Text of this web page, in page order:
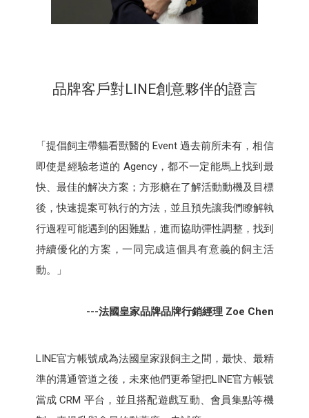
品牌客戶對LINE創意夥伴的證言
「提倡飼主帶貓看獸醫的 Event 過去前所未有，相信
即使是經驗老道的 Agency，都不一定能馬上找到最
快、最佳的解决方案；方形糖在了解活動動機及目標
後，快速提案可執行的方法，並且預先讓我們瞭解執
行過程可能遇到的困難點，進而協助彈性調整，找到
持續優化的方案，一同完成這個具有意義的飼主活
動。」
---法國皇家品牌品牌行銷經理 Zoe Chen
LINE官方帳號成為法國皇家跟飼主之間，最快、最精
準的溝通管道之後，未來他們更希望把LINE官方帳號
當成 CRM 平台，並且搭配遊戲互動、會員集點等機